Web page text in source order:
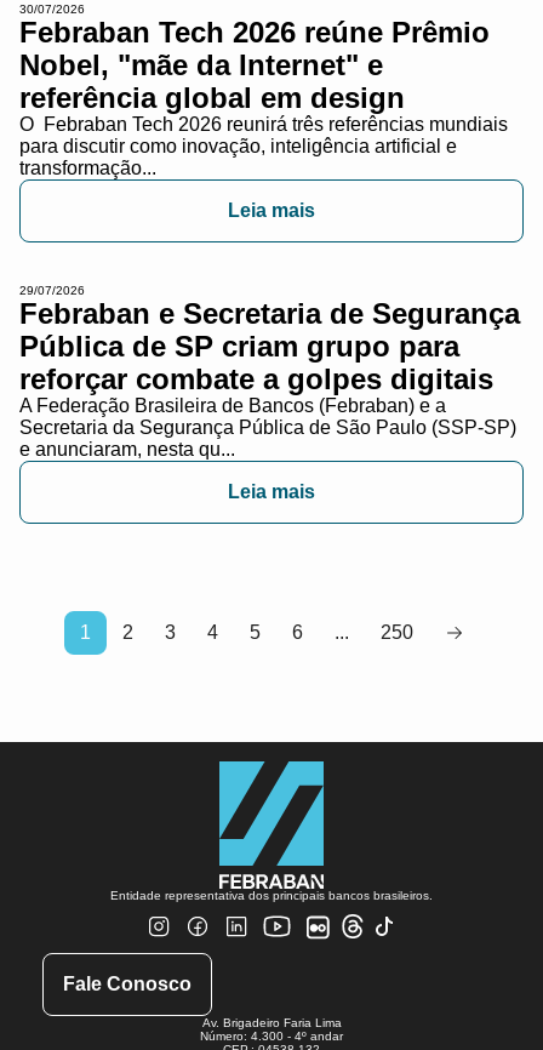
30/07/2026
Febraban Tech 2026 reúne Prêmio
Nobel, "mãe da Internet" e
referência global em design
O Febraban Tech 2026 reunirá três referências mundiais
para discutir como inovação, inteligência artificial e
transformação...
Leia mais
29/07/2026
Febraban e Secretaria de Segurança
Pública de SP criam grupo para
reforçar combate a golpes digitais
A Federação Brasileira de Bancos (Febraban) e a
Secretaria da Segurança Pública de São Paulo (SSP-SP)
e anunciaram, nesta qu...
Leia mais
1 2 3 4 5 6 ... 250
Entidade representativa dos principais bancos brasileiros.
Fale Conosco
Av. Brigadeiro Faria Lima
Número: 4.300 - 4º andar